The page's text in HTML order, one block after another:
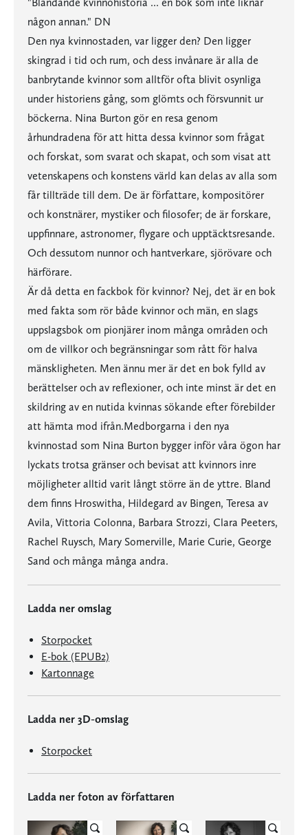
någon annan." DN
Den nya kvinnostaden, var ligger den? Den ligger
skingrad i tid och rum, och dess invånare är alla de
banbrytande kvinnor som alltför ofta blivit osynliga
under historiens gång, som glömts och försvunnit ur
böckerna. Nina Burton gör en resa genom
århundradena för att hitta dessa kvinnor som frågat
och forskat, som svarat och skapat, och som visat att
vetenskapens och konstens värld kan delas av alla som
får tillträde till dem. De är författare, kompositörer
och konstnärer, mystiker och filosofer; de är forskare,
uppfinnare, astronomer, flygare och upptäcktsresande.
Och dessutom nunnor och hantverkare, sjörövare och
härförare.
Är då detta en fackbok för kvinnor? Nej, det är en bok
med fakta som rör både kvinnor och män, en slags
uppslagsbok om pionjärer inom många områden och
om de villkor och begränsningar som rått för halva
mänskligheten. Men ännu mer är det en bok fylld av
berättelser och av reflexioner, och inte minst är det en
skildring av en nutida kvinnas sökande efter förebilder
att hämta mod ifrån.Medborgarna i den nya
kvinnostad som Nina Burton bygger inför våra ögon har
lyckats trotsa gränser och bevisat att kvinnors inre
möjligheter alltid varit långt större än de yttre. Bland
dem finns Hroswitha, Hildegard av Bingen, Teresa av
Avila, Vittoria Colonna, Barbara Strozzi, Clara Peeters,
Rachel Ruysch, Mary Somerville, Marie Curie, George
Sand och många många andra.
Ladda ner omslag
Storpocket
E-bok (EPUB2)
Kartonnage
Ladda ner 3D-omslag
Storpocket
Ladda ner foton av författaren